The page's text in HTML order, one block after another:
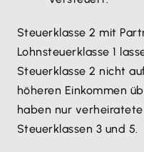
Steuerklasse 2 mit
Lohnsteuerklasse 1
Steuerklasse 2 nicht
höheren Einkommen
haben nur
Steuerklassen 3 und 5.